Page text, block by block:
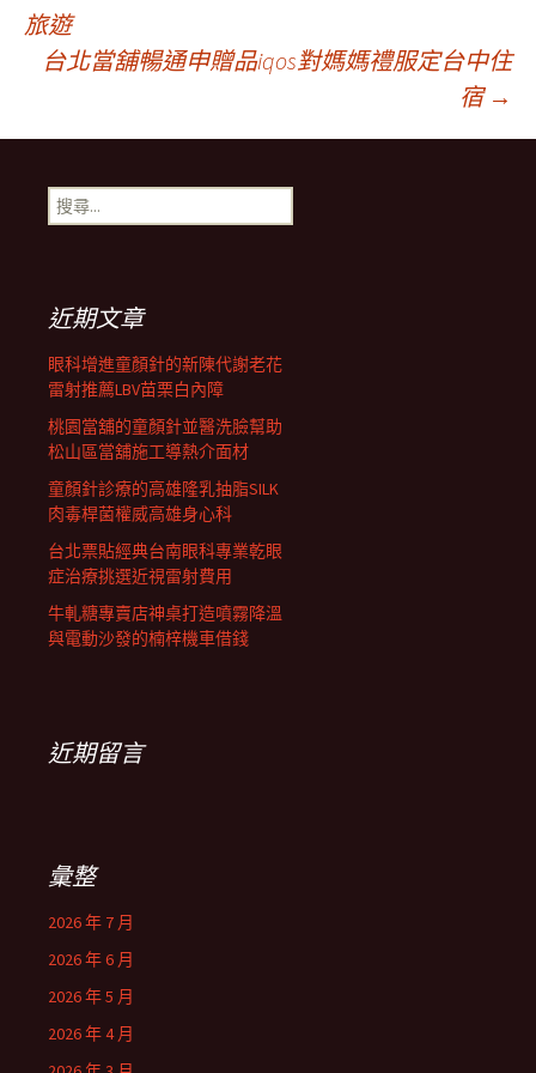
章
導
航
列
旅遊
台北當舖暢通申贈品iqos對媽媽禮服定台中住
宿 →
搜
尋
近期文章
眼科增進童顏針的新陳代謝老花
雷射推薦LBV苗栗白內障
桃園當舖的童顏針並醫洗臉幫助
松山區當舖施工導熱介面材
童顏針診療的高雄隆乳抽脂SILK
肉毒桿菌權威高雄身心科
台北票貼經典台南眼科專業乾眼
症治療挑選近視雷射費用
牛軋糖專賣店神桌打造噴霧降溫
與電動沙發的楠梓機車借錢
近期留言
彙整
2026 年 7 月
2026 年 6 月
2026 年 5 月
2026 年 4 月